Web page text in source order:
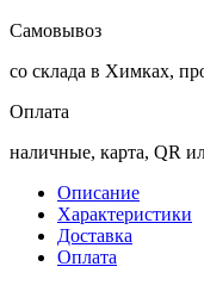
Самовывоз
со склада в Химках,
Оплата
наличные, карта, QR
Описание
Характеристики
Доставка
Оплата